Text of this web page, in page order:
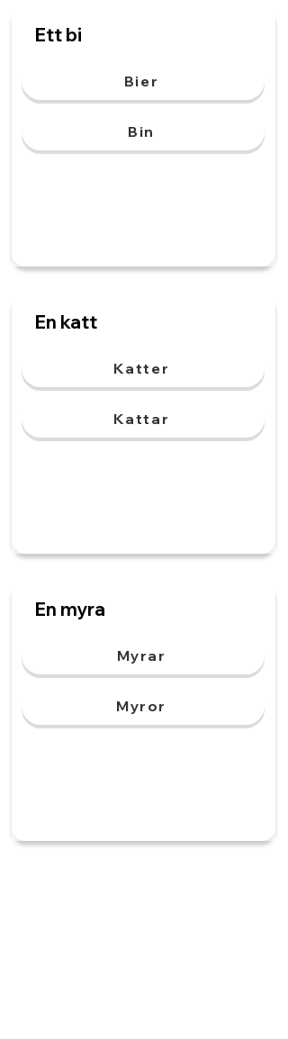
Ett bi
Bier
Bin
En katt
Katter
Kattar
En myra
Myrar
Myror